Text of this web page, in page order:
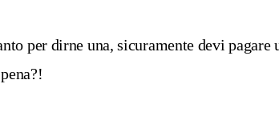
per dirne una, sicuramente devi pagare